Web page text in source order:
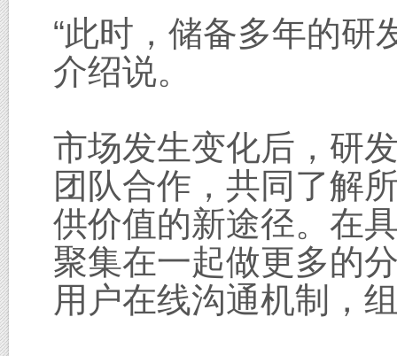
“此时，储备多年的研
介绍说。
市场发生变化后，研
团队合作，共同了解
供价值的新途径。在
聚集在一起做更多的
用户在线沟通机制，